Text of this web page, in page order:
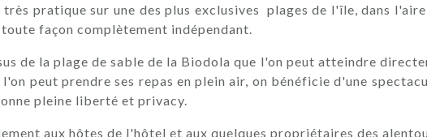
pratique sur une des plus exclusives plages de l'île, dans
façon complètement indépendant.
de la plage de sable de la Biodola que l'on peut atteindre
peut prendre ses repas en plein air, on bénéficie d'une
pleine liberté et privacy.
aux hôtes de l'hôtel et aux quelques propriétaires des